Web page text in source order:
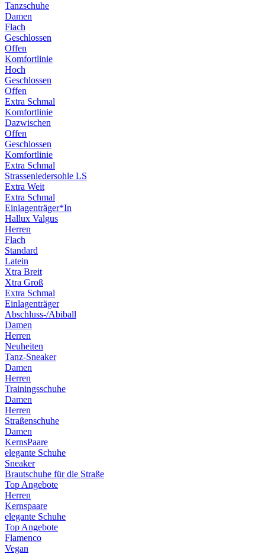
Tanzschuhe
Damen
Flach
Geschlossen
Offen
Komfortlinie
Hoch
Geschlossen
Offen
Extra Schmal
Komfortlinie
Dazwischen
Offen
Geschlossen
Komfortlinie
Extra Schmal
Strassenledersohle LS
Extra Weit
Extra Schmal
Einlagenträger*In
Hallux Valgus
Herren
Flach
Standard
Latein
Xtra Breit
Xtra Groß
Extra Schmal
Einlagenträger
Abschluss-/Abiball
Damen
Herren
Neuheiten
Tanz-Sneaker
Damen
Herren
Trainingsschuhe
Damen
Herren
Straßenschuhe
Damen
KernsPaare
elegante Schuhe
Sneaker
Brautschuhe für die Straße
Top Angebote
Herren
Kernspaare
elegante Schuhe
Top Angebote
Flamenco
Vegan